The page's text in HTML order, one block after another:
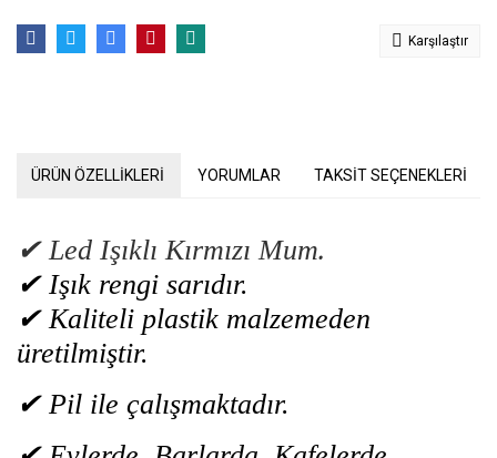
Karşılaştır
ÜRÜN ÖZELLİKLERİ YORUMLAR TAKSİT SEÇENEKLERİ
✔Led Işıklı Kırmızı Mum.
✔ Işık rengi sarıdır.
✔ Kaliteli plastik malzemeden
üretilmiştir.
✔ Pil ile çalışmaktadır.